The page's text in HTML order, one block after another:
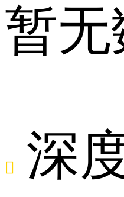
舆
暂

深